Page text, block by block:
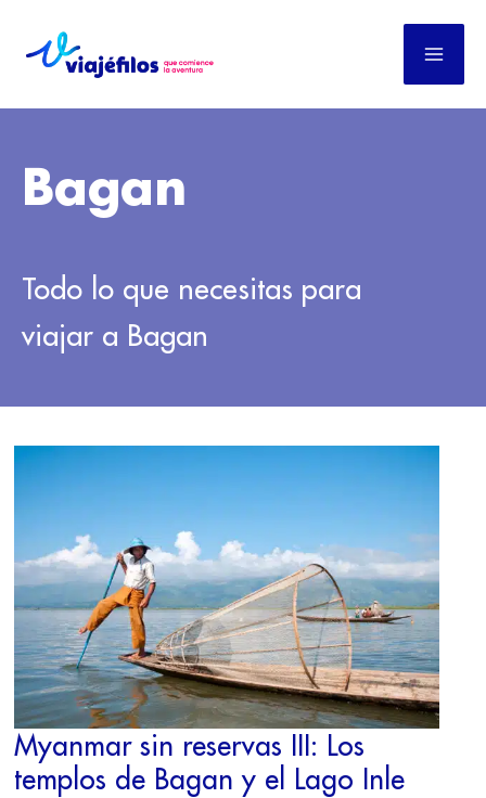
contenido
Bagan
Todo lo que necesitas para
viajar a Bagan
Myanmar sin reservas III: Los
templos de Bagan y el Lago Inle
MYANMAR
SIN
III:
LOS
TEMPLOS
DE
BAGAN
Y
EL
LAGO
INLE